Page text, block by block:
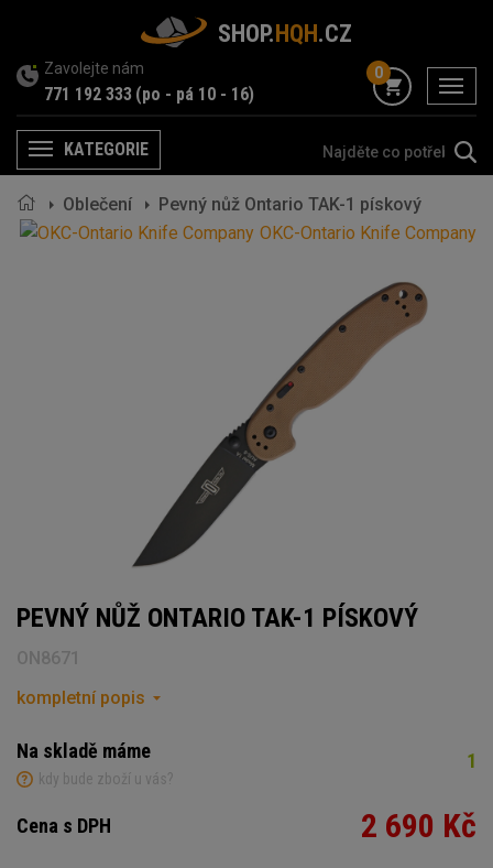
SHOP.HQH.CZ
Zavolejte nám
771 192 333 (po - pá 10 - 16) menu
0
MenuKATEGORIE
Oblečení
Pevný nůž Ontario TAK-1 pískový
OKC-Ontario Knife Company
PEVNÝ NŮŽ ONTARIO TAK-1 PÍSKOVÝ
ON8671
kompletní popis
Na skladě máme
kdy bude zboží u vás?
1
Cena s DPH 2 690 Kč